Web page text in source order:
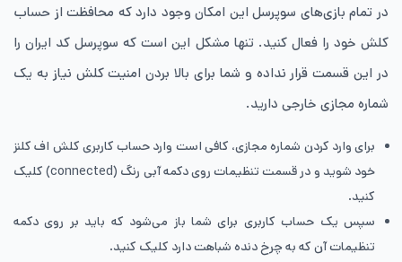
در تمام بازی‌های سوپرسل این امکان وجود دارد که محافظت از حساب
کلش خود را فعال کنید. تنها مشکل این است که سوپرسل کد ایران را
در این قسمت قرار نداده و شما برای بالا بردن امنیت کلش نیاز به یک
شماره مجازی خارجی دارید.
برای وارد کردن شماره مجازی، کافی است وارد حساب کاربری کلش اف کلنز
خود شوید و در قسمت تنظیمات روی دکمه آبی رنگ (connected) کلیک
کنید.
سپس یک حساب کاربری برای شما باز می‌شود که باید بر روی دکمه
تنظیمات آن که به چرخ دنده شباهت دارد کلیک کنید.